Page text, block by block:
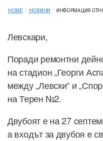
HOME / НОВИНИ / ИНФОРМАЦИЯ
Левскари,
Поради ремонтни
на стадион „Георги
между „Левски“ и
на Терен №2.
Двубоят е на 27
а входът за двубоя е